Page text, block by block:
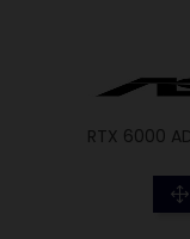
RTX 6000